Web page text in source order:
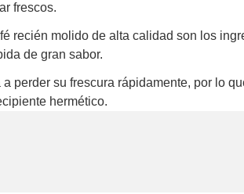
frescos.
recién molido de alta calidad son los
de gran sabor.
perder su frescura rápidamente, por lo
hermético.